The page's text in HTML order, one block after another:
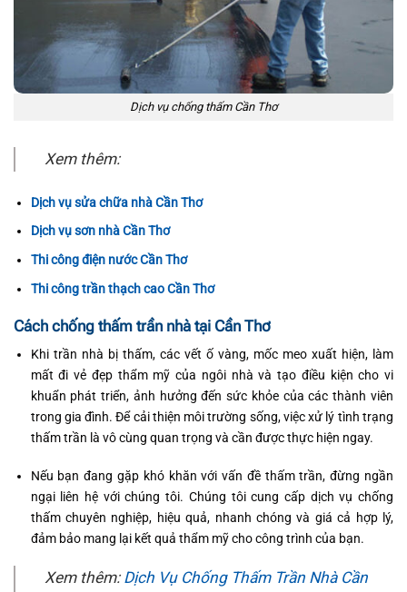
Dịch vụ chống thấm Cần Thơ
Xem thêm:
Dịch vụ sửa chữa nhà Cần Thơ
Dịch vụ sơn nhà Cần Thơ
Thi công điện nước Cần Thơ
Thi công trần thạch cao Cần Thơ
Cách chống thấm trần nhà tại Cần Thơ
Khi trần nhà bị thấm, các vết ố vàng, mốc meo xuất hiện, làm
mất đi vẻ đẹp thẩm mỹ của ngôi nhà và tạo điều kiện cho vi
khuẩn phát triển, ảnh hưởng đến sức khỏe của các thành viên
trong gia đình. Để cải thiện môi trường sống, việc xử lý tình trạng
thấm trần là vô cùng quan trọng và cần được thực hiện ngay.
Nếu bạn đang gặp khó khăn với vấn đề thấm trần, đừng ngần
ngại liên hệ với chúng tôi. Chúng tôi cung cấp dịch vụ chống
thấm chuyên nghiệp, hiệu quả, nhanh chóng và giá cả hợp lý,
đảm bảo mang lại kết quả thẩm mỹ cho công trình của bạn.
Xem thêm: Dịch Vụ Chống Thấm Trần Nhà Cần